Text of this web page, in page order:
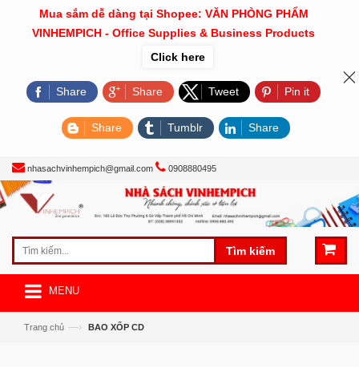
nhasachvinhempich@gmail.com 0908880495
Tìm kiếm
MENU
Trang chủ —› BAO XỐP CD
Mua sắm dễ dàng tại Shopee: VĂN PHÒNG PHẨM
VINHEMPICH - Office Supplies & Business Products
Click here
Share Share Tweet Pin it
Share Tumblr Share